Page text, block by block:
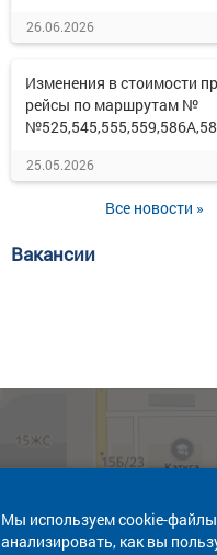
26.06.2026
Изменения в стоимости
рейсы по маршрутам №
25.05.2026
Все новости »
Вакансии
Мы используем cookie-
анализировать, как вы